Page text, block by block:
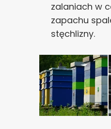
zalaniach w
zapachu
stęchlizny.